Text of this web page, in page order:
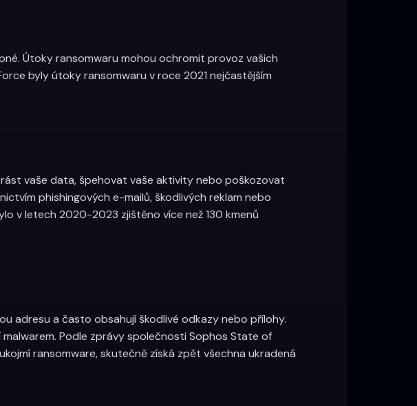
Útoky ransomwaru mohou ochromit provoz vašich
byly útoky ransomwaru v roce 2021 nejčastějším
vaše data, špehovat vaše aktivity nebo poškozovat
phishingových e-mailů, škodlivých reklam nebo
v letech 2020-2023 zjištěno více než 130 kmenů
adresu a často obsahují škodlivé odkazy nebo přílohy.
Podle zprávy společnosti Sophos State of
ransomware, skutečně získá zpět všechna ukradená